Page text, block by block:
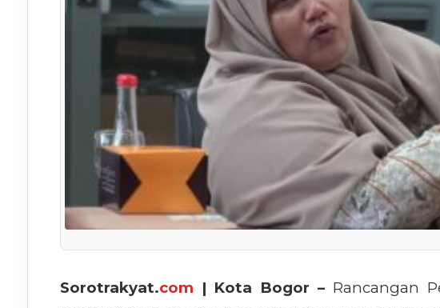
Sorotrakyat.com | Kota Bogor – Rancangan